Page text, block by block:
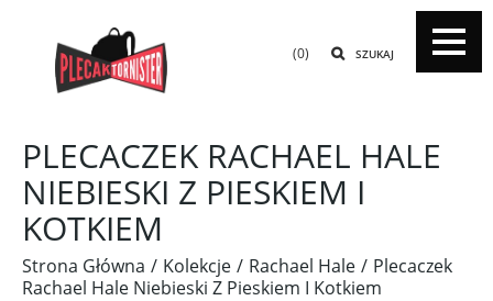
SZUKAJ
(0)
PLECACZEK RACHAEL HALE
NIEBIESKI Z PIESKIEM I
KOTKIEM
Strona Główna Kolekcje Rachael Hale
Plecaczek
Rachael Hale Niebieski Z Pieskiem I Kotkiem